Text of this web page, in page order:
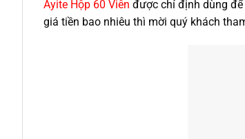
Ayite Hộp 60 Viên được chỉ định dùng để
giá tiền bao nhiêu thì mời quý khách